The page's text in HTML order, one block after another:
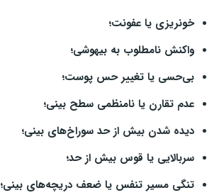
خونریزی یا عفونت؛
واکنش نامطلوب به بیهوشی؛
بی‌حسی یا تغییر حس پوست؛
عدم تقارن یا نامنظمی سطح بینی؛
دیده شدن بیش از حد سوراخ‌های بینی؛
سربالایی یا قوس بیش از حد؛
تنگی مسیر تنفس یا ضعف دریچه‌های بینی؛